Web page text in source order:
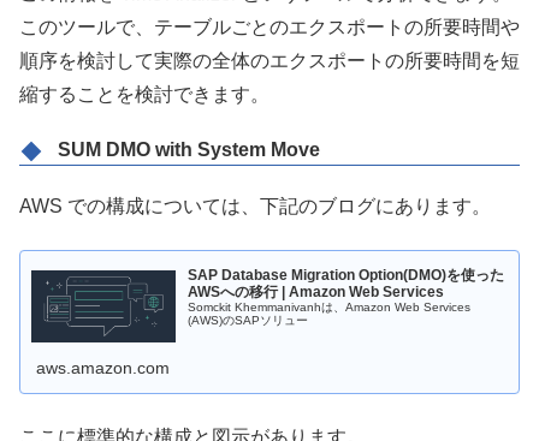
このツールで、テーブルごとのエクスポートの所要時間や
順序を検討して実際の全体のエクスポートの所要時間を短
縮することを検討できます。
SUM DMO with System Move
AWS での構成については、下記のブログにあります。
SAP Database Migration Option(DMO)を使った
AWSへの移行 | Amazon Web Services
Somckit Khemmanivanhは、Amazon Web Services
(AWS)のSAPソリュー
aws.amazon.com
ここに標準的な構成と図示があります。